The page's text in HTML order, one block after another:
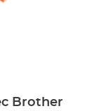
Brother